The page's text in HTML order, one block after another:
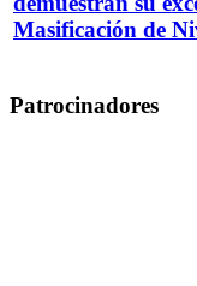
Masificación de
Patrocinadores